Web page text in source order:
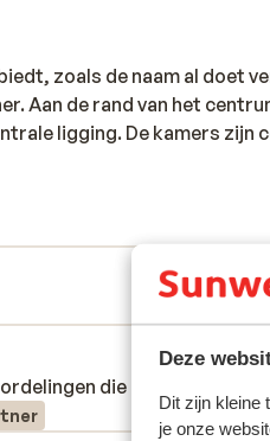
Deze
Dit zijn kleine
je onze
zoals de naam al doet
Aan de rand van het
ligging. De kamers zijn
aan gerechten zodat er
die hun ervaring